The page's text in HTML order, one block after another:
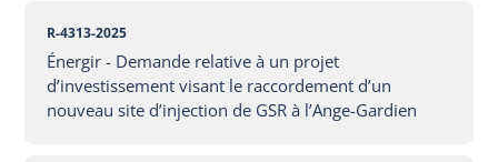
R-4313-2025
Énergir - Demande relative à un projet
d’investissement visant le raccordement d’un
nouveau site d’injection de GSR à l’Ange-Gardien